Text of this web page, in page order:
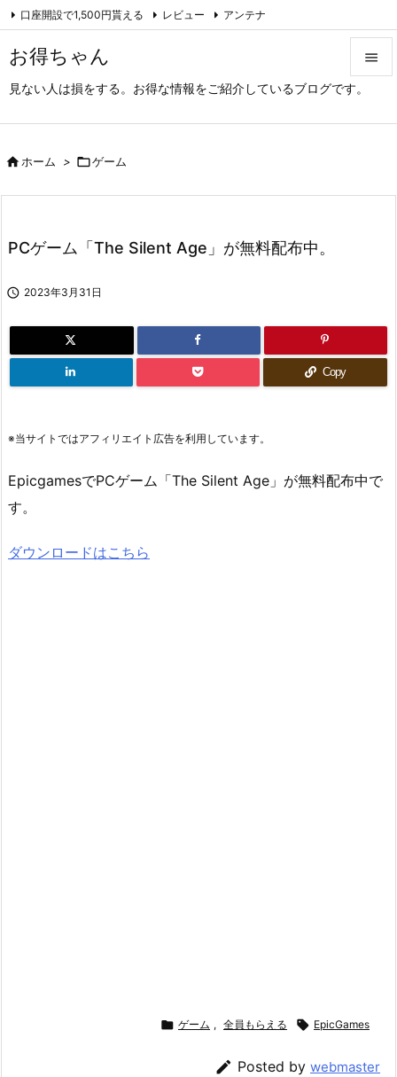
お得ちゃん
見ない人は損をする。お得な情報をご紹介しているブログです。

口座開設で1,500円貰える レビュー アンテナ
アーカイブ（旧サイト）
ホーム > ゲーム
PCゲーム「The Silent Age」が無料配布中。
 2023年3月31日
Copy
※当サイトではアフィリエイト広告を利用しています。
EpicgamesでPCゲーム「The Silent Age」が無料配布中で
す。
ダウンロードはこちら
 ゲーム , 全員もらえる  EpicGames
 Posted by webmaster